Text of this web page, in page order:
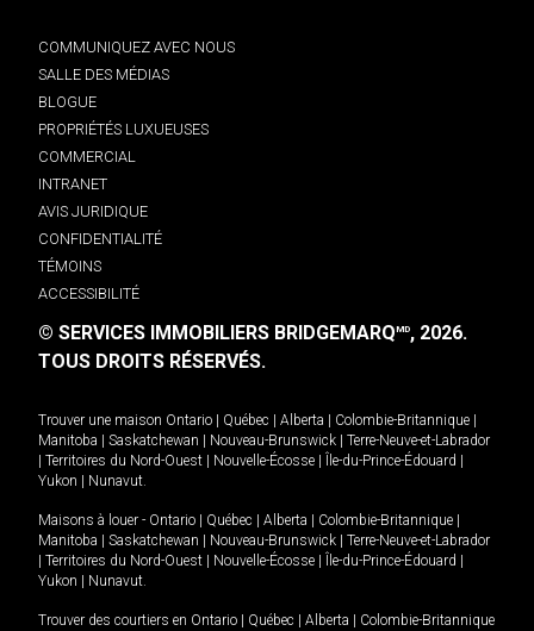
COMMUNIQUEZ AVEC NOUS
SALLE DES MÉDIAS
BLOGUE
PROPRIÉTÉS LUXUEUSES
COMMERCIAL
INTRANET
AVIS JURIDIQUE
CONFIDENTIALITÉ
TÉMOINS
ACCESSIBILITÉ
© SERVICES IMMOBILIERS BRIDGEMARQMD, 2026.
TOUS DROITS RÉSERVÉS.
Trouver une maison Ontario Québec Alberta Colombie-Britannique
Manitoba
Saskatchewan Nouveau-Brunswick
Terre-Neuve-et-Labrador
Territoires du Nord-Ouest Nouvelle-Écosse Île-du-Prince-Édouard
Yukon
Nunavut.
Maisons à louer - Ontario Québec Alberta Colombie-Britannique
Manitoba
Saskatchewan Nouveau-Brunswick
Terre-Neuve-et-Labrador
Territoires du Nord-Ouest Nouvelle-Écosse Île-du-Prince-Édouard
Yukon
Nunavut.
Trouver des courtiers en Ontario Québec Alberta
Colombie-Britannique